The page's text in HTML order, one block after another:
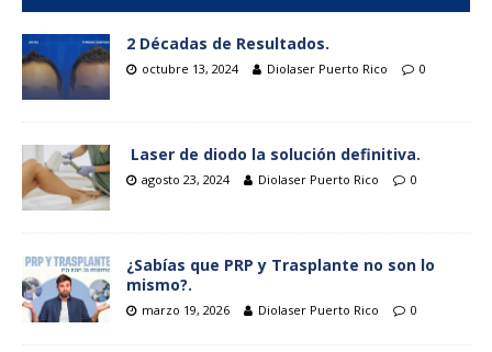
2 Décadas de Resultados.
octubre 13, 2024 Diolaser Puerto Rico 0
Laser de diodo la solución definitiva.
agosto 23, 2024 Diolaser Puerto Rico 0
¿Sabías que PRP y Trasplante no son lo
mismo?.
marzo 19, 2026 Diolaser Puerto Rico 0